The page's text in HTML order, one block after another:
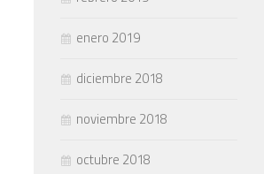
enero 2019
diciembre 2018
noviembre 2018
octubre 2018